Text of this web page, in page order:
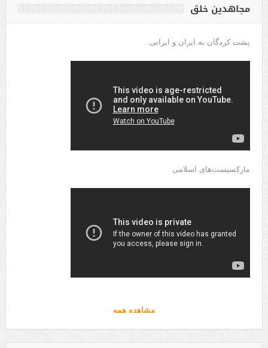
مجاهدین خلق
پشت کردگان به ایران و ایرانی.
مارکسیست‌های اسلامی
مشاهده همه